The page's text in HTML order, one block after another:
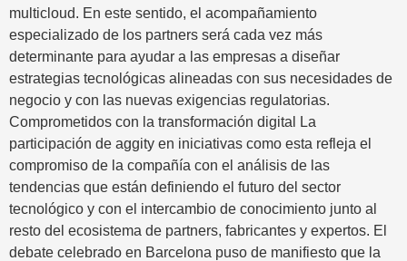
multicloud. En este sentido, el acompañamiento
especializado de los partners será cada vez más
determinante para ayudar a las empresas a diseñar
estrategias tecnológicas alineadas con sus necesidades de
negocio y con las nuevas exigencias regulatorias.
Comprometidos con la transformación digital La
participación de aggity en iniciativas como esta refleja el
compromiso de la compañía con el análisis de las
tendencias que están definiendo el futuro del sector
tecnológico y con el intercambio de conocimiento junto al
resto del ecosistema de partners, fabricantes y expertos. El
debate celebrado en Barcelona puso de manifiesto que la